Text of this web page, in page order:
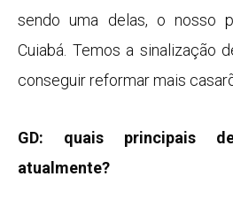
sendo uma delas, o nosso
Cuiabá. Temos a sinalização
conseguir reformar mais
GD: quais principais
atualmente?